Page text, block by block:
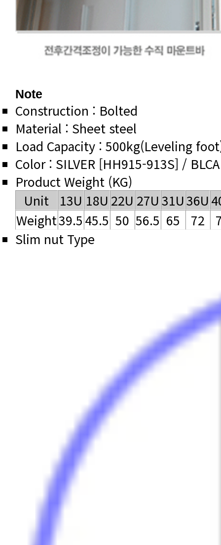
Note
Construction : Bolted
Material : Sheet steel
Load Capacity : 500kg(Leveling
Color : SILVER [HH915-913S] /
Product Weight (KG)
Unit
13U 18U 22U 27U31U36U
Weight39.545.5 50 56.5 65 72
Slim nut Type